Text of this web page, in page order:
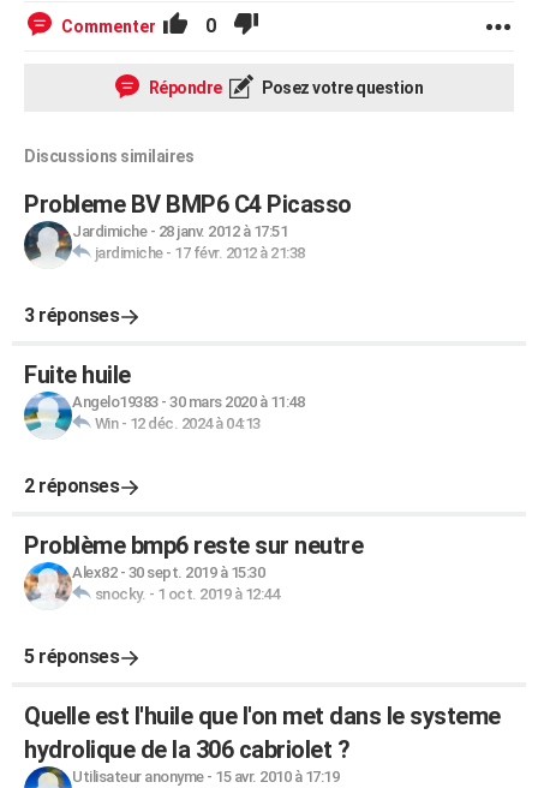
Commenter 0
Répondre Posez votre question
Discussions similaires
Probleme BV BMP6 C4 Picasso
Jardimiche- 28 janv. 2012 à 17:51
jardimiche- 17 févr. 2012 à 21:38
3 réponses
Fuite huile
Angelo19383- 30 mars 2020 à 11:48
Win- 12 déc. 2024 à 04:13
2 réponses
Problème bmp6 reste sur neutre
Alex82- 30 sept. 2019 à 15:30
snocky. - 1 oct. 2019 à 12:44
5 réponses
Quelle est l'huile que l'on met dans le systeme
hydrolique de la 306 cabriolet ?
Utilisateur anonyme- 15 avr. 2010 à 17:19